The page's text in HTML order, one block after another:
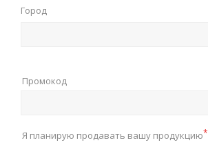
Город
Промокод
Я планирую продавать вашу продукцию*